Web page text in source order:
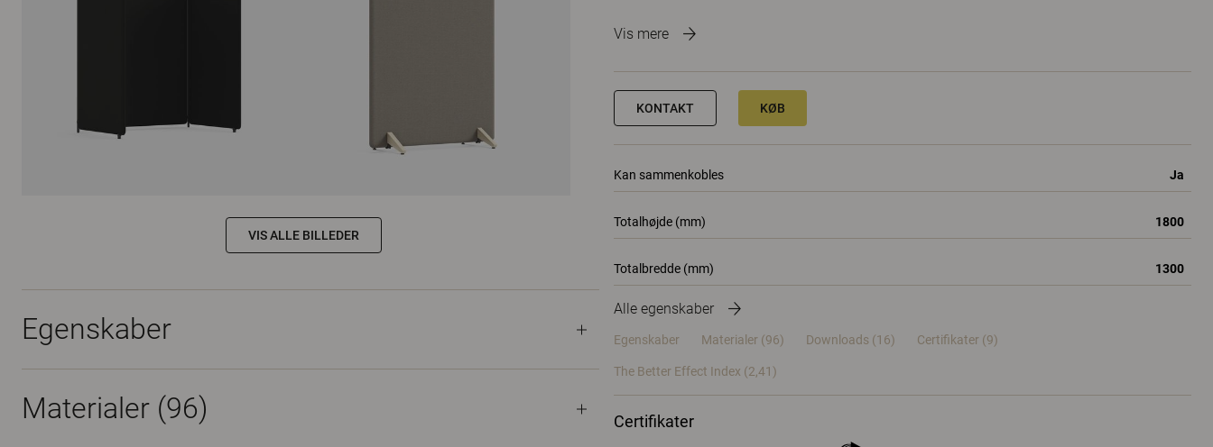
Vis mere
KONTAKT KØB
Kan sammenkobles Ja
Totalhøjde (mm) 1800
Totalbredde (mm) 1300
Alle egenskaber
Egenskaber Materialer (96) Downloads (16) Certifikater (9)
The Better Effect Index (2,41)
Certifikater
VIS ALLE BILLEDER
Egenskaber
Materialer (96)